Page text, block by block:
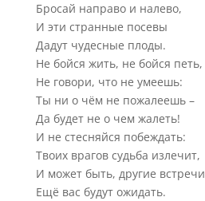
Бросай направо и налево,
И эти странные посевы
Дадут чудесные плоды.
Не бойся жить, не бойся петь,
Не говори, что не умеешь:
Ты ни о чём не пожалеешь –
Да будет не о чем жалеть!
И не стесняйся побеждать:
Твоих врагов судьба излечит,
И может быть, другие встречи
Ещё вас будут ожидать.